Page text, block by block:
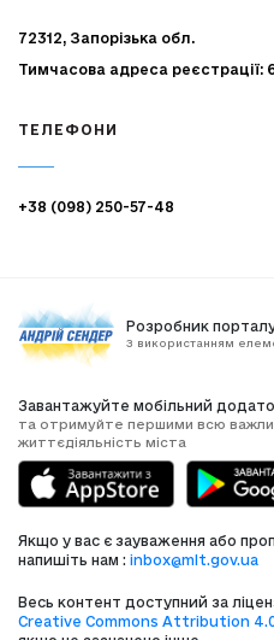
72312, Запорізька обл.
Тимчасова адреса реєстрації:
ТЕЛЕФОНИ
+38 (098) 250-57-48
Розробник
З використанням
Завантажуйте мобільний
та отримуйте першими всю
життєдіяльність міста
Якщо у вас є зауваження або
напишіть нам : inbox@mlt.gov.ua
Весь контент доступний за
Creative Commons Attribution